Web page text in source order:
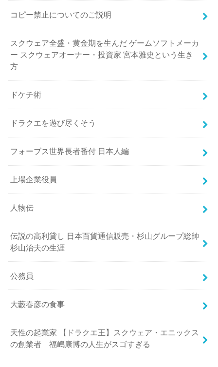
コピー禁止についてのご説明
スクウェア全盛・黄金期を生んだ ゲームソフトメーカ
ー スクウェアオーナー・投資家 宮本雅史という生き
方
ドケチ術
ドラクエを遊び尽くそう
フォーブス世界長者番付 日本人編
上場企業役員
人物伝
伝説の高利貸し 日本百貨通信販売・杉山グループ総帥
杉山治夫の生涯
公務員
大藪春彦の食事
天性の起業家 【ドラクエ王】スクウェア・エニックス
の創業者 福嶋康博の人生がスゴすぎる